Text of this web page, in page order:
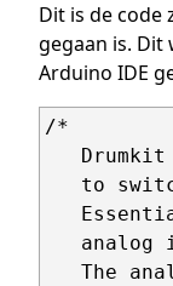
Dit is de code
gegaan is. Dit
Arduino IDE
/*
Drumkit
to
analog
The